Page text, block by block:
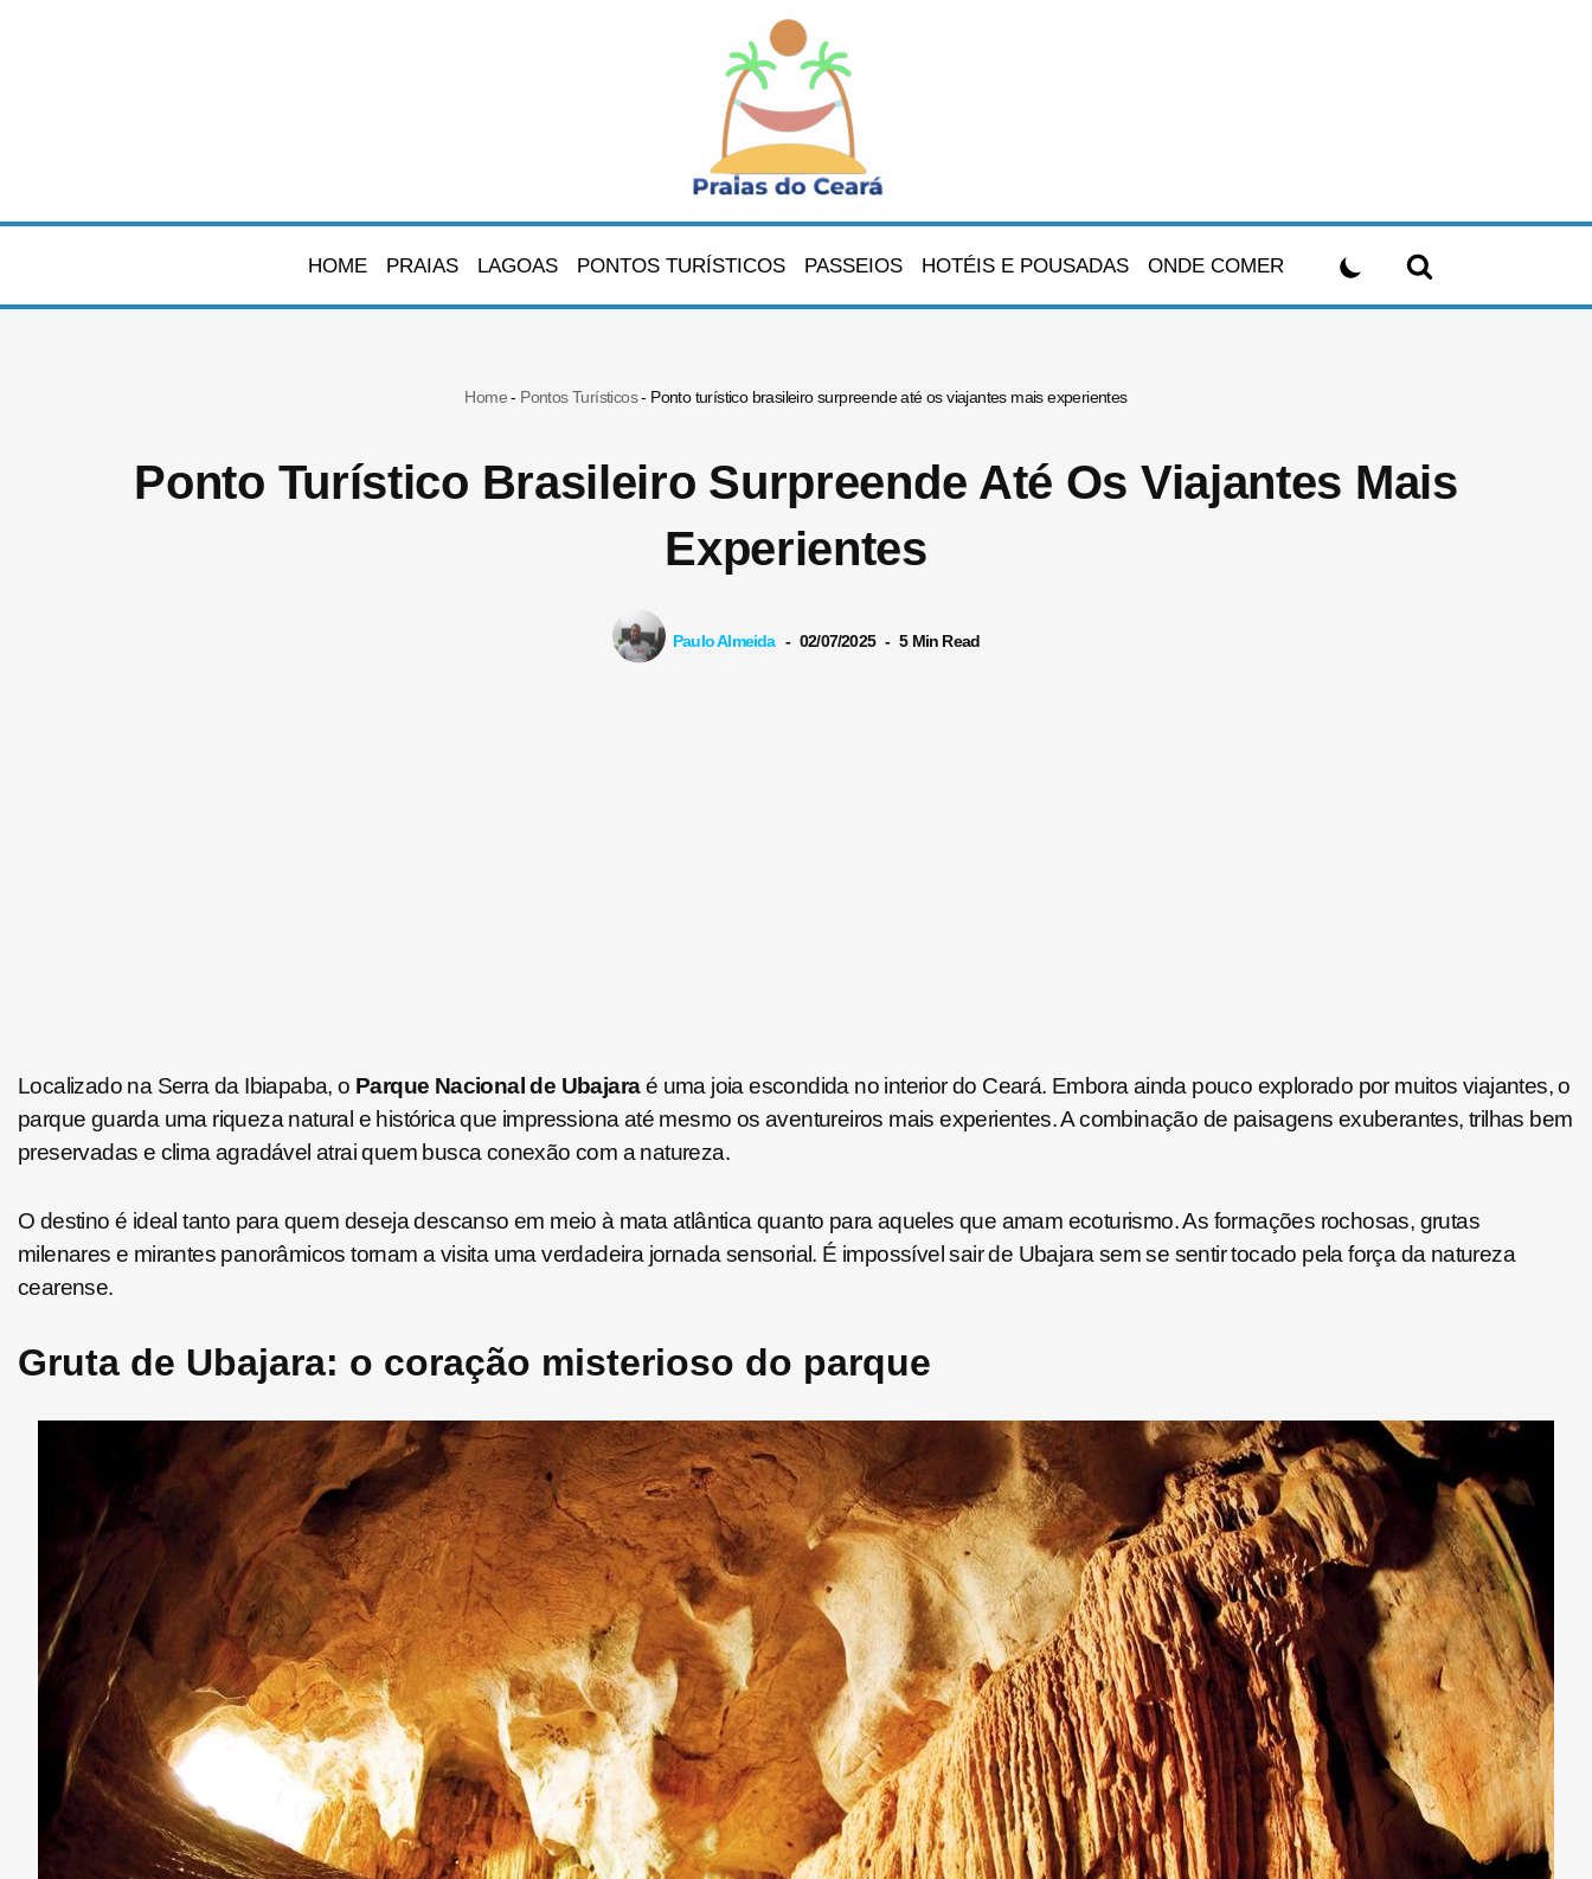
HOME PRAIAS LAGOAS PONTOS TURÍSTICOS PASSEIOS HOTÉIS E POUSADAS ONDE COMER
Home- Pontos Turísticos- Ponto turístico brasileiro surpreende até os viajantes mais experientes
Ponto Turístico Brasileiro Surpreende Até Os Viajantes Mais
Experientes
Paulo Almeida 02/07/2025 5 Min Read
Localizado na Serra da Ibiapaba, o Parque Nacional de Ubajaraé uma joia escondida no interior do Ceará. Embora ainda pouco explorado por muitos viajantes, o
parque guarda uma riqueza natural e histórica que impressiona até mesmo os aventureiros mais experientes. A combinação de paisagens exuberantes, trilhas bem
preservadas e clima agradável atrai quem busca conexão com a natureza.
O destino é ideal tanto para quem deseja descanso em meio à mata atlântica quanto para aqueles que amam ecoturismo. As formações rochosas, grutas
milenares e mirantes panorâmicos tornam a visita uma verdadeira jornada sensorial. É impossível sair de Ubajara sem se sentir tocado pela força da natureza
cearense.
Gruta de Ubajara: o coração misterioso do parque